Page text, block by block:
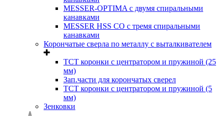
MESSER-OPTIMA с двумя спиральными
канавками
MESSER HSS CО с тремя спиральными
канавками
Корончатые сверла по металлу c выталкивателем
ТСТ коронки с центратором и пружиной (25
мм)
Зап.части для корончатых сверел
ТСТ коронки с центратором и пружиной (5
мм)
Зенковки